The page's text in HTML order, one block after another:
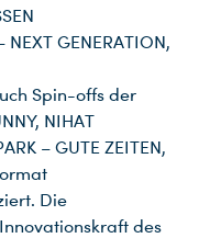
NEXT GENERATION,
Spin-offs der
NIHAT
– GUTE ZEITEN,
Die
des